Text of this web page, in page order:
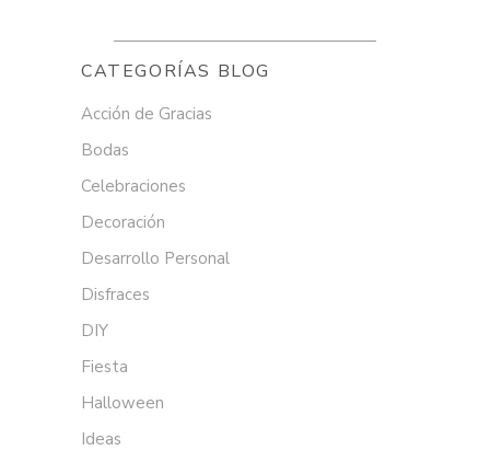
CATEGORÍAS BLOG
Acción de Gracias
Bodas
Celebraciones
Decoración
Desarrollo Personal
Disfraces
DIY
Fiesta
Halloween
Ideas